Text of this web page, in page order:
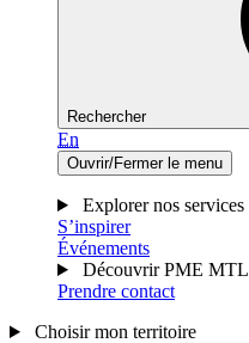
Rechercher
En
Ouvrir/Fermer le menu
Explorer nos services
S’inspirer
Événements
Découvrir PME MTL
Prendre contact
Choisir mon territoire